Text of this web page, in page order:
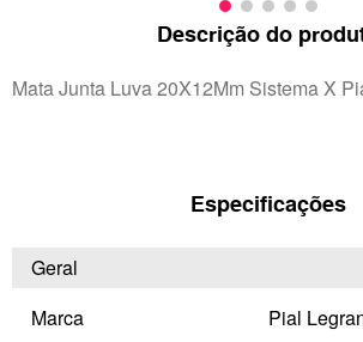
Descrição do
Mata Junta Luva 20X12Mm Sistema X
Especificações
Geral
Marca
Pial